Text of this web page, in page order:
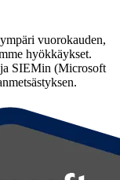
vuorokauden,
hyökkäykset.
SIEMin (Microsoft